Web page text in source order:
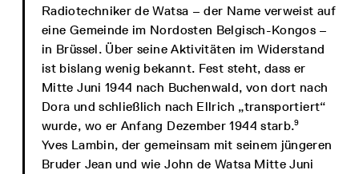
Radiotechniker de Watsa – der Name verweist auf
eine Gemeinde im Nordosten Belgisch-Kongos –
in Brüssel. Über seine Aktivitäten im Widerstand
ist bislang wenig bekannt. Fest steht, dass er
Mitte Juni 1944 nach Buchenwald, von dort nach
Dora und schließlich nach Ellrich „transportiert“
wurde, wo er Anfang Dezember 1944 starb.9
Yves Lambin, der gemeinsam mit seinem jüngeren
Bruder Jean und wie John de Watsa Mitte Juni